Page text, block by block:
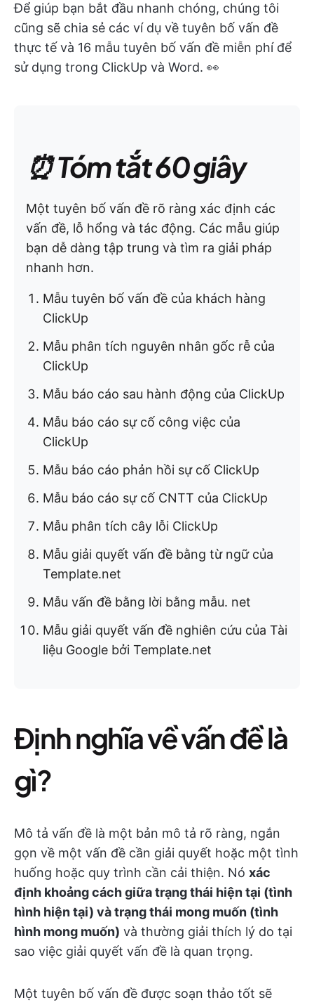
Để giúp bạn bắt đầu nhanh chóng, chúng tôi
cũng sẽ chia sẻ các ví dụ về tuyên bố vấn đề
thực tế và 16 mẫu tuyên bố vấn đề miễn phí để
sử dụng trong ClickUp và Word. 👀
⏰ Tóm tắt 60 giây
Một tuyên bố vấn đề rõ ràng xác định các
vấn đề, lỗ hổng và tác động. Các mẫu giúp
bạn dễ dàng tập trung và tìm ra giải pháp
nhanh hơn.
Mẫu tuyên bố vấn đề của khách hàng
ClickUp
Mẫu phân tích nguyên nhân gốc rễ của
ClickUp
Mẫu báo cáo sau hành động của ClickUp
Mẫu báo cáo sự cố công việc của
ClickUp
Mẫu báo cáo phản hồi sự cố ClickUp
Mẫu báo cáo sự cố CNTT của ClickUp
Mẫu phân tích cây lỗi ClickUp
Mẫu giải quyết vấn đề bằng từ ngữ của
Template.net
Mẫu vấn đề bằng lời bằng mẫu. net
Mẫu giải quyết vấn đề nghiên cứu của Tài
liệu Google bởi Template.net
Định nghĩa về vấn đề là
gì?
Mô tả vấn đề là một bản mô tả rõ ràng, ngắn
gọn về một vấn đề cần giải quyết hoặc một tình
huống hoặc quy trình cần cải thiện. Nó xác
định khoảng cách giữa trạng thái hiện tại (tình
hình hiện tại) và trạng thái mong muốn (tình
hình mong muốn) và thường giải thích lý do tại
sao việc giải quyết vấn đề là quan trọng.
Một tuyên bố vấn đề được soạn thảo tốt sẽ